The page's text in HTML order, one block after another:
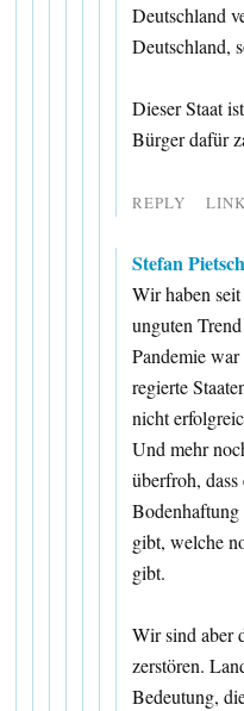
Deutschland
Deutschland,
Dieser Staat
Bürger dafür
REPLY LINK
Stefan Pietsch
Wir haben
unguten
Pandemie
regierte
nicht
Und mehr
überfroh,
Bodenhaftung
gibt, welche
gibt.
Wir sind aber
zerstören.
Bedeutung,